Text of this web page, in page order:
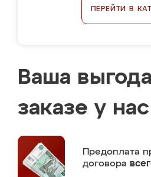
ПЕРЕЙТИ В
Ваша
заказе у нас
Предоплата
договора